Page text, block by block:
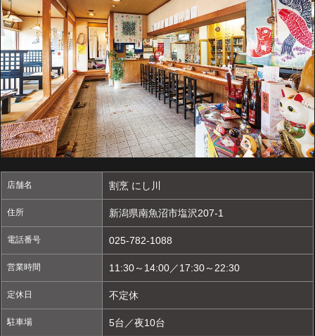
店舗名 割烹 にし川
住所 新潟県南魚沼市塩沢207-1
電話番号 025-782-1088
営業時間 11:30～14:00／17:30～22:30
定休日 不定休
駐車場 5台／夜10台